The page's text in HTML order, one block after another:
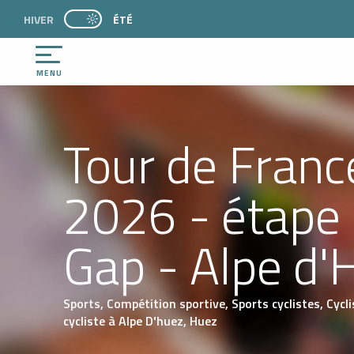
contenu
principal
PAGE D’ACCUEIL ACTUELLE ÉTÉ : PASSER EN MODE HIVER
HIVER PAGE D’ACCUEIL ACTUELLE ÉTÉ : PASSER EN
ÉTÉ
MENU
Tour de
2026 - étape
Gap - Alpe
Sports, Compétition sportive, Sports cyclistes,
cyclisteà Alpe D'huez, Huez